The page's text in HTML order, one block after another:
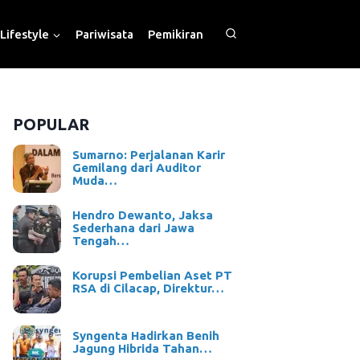
Lifestyle Pariwisata Pemikiran
POPULAR
Sumarno: Perjalanan Karir
Gemilang dari Auditor
Muda…
Hendro Dewanto, Jaksa
Sederhana dari Jawa
Tengah…
Korupsi Pembelian Aset PT
RSA di Cilacap, Direktur…
Syngenta Hadirkan Benih
Jagung Hibrida Tahan…